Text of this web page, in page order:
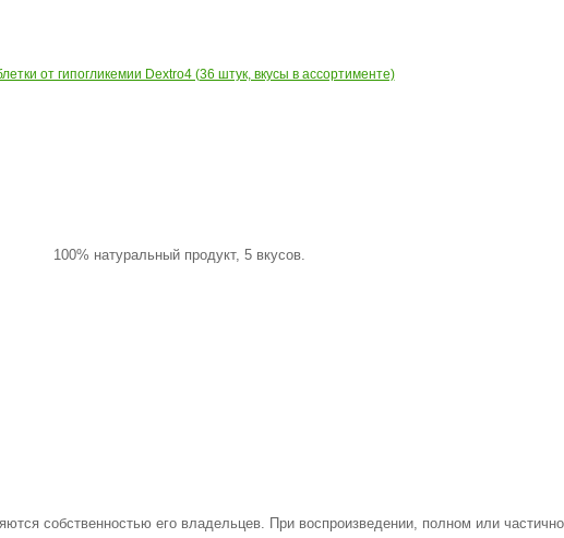
100% натуральный продукт, 5 вкусов.
собственностью его владельцев. При воспроизведении, полном или